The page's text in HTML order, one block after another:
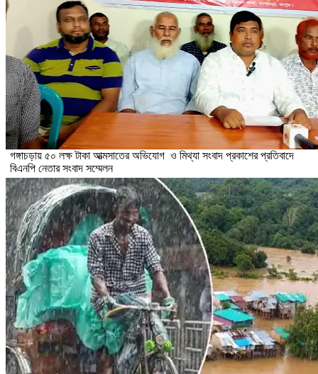
গঙ্গাচড়ায় ৫০ লক্ষ টাকা আত্মসাতের অভিযোগ ও মিথ্যা সংবাদ প্রকাশের প্রতিবাদে
বিএনপি নেতার সংবাদ সম্মেলন